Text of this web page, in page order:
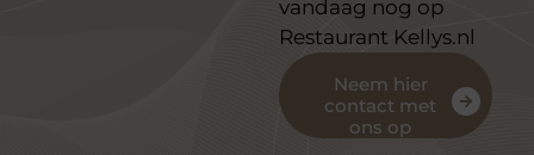
vandaag nog op
Restaurant Kellys.nl
Neem hier
contact met
ons op